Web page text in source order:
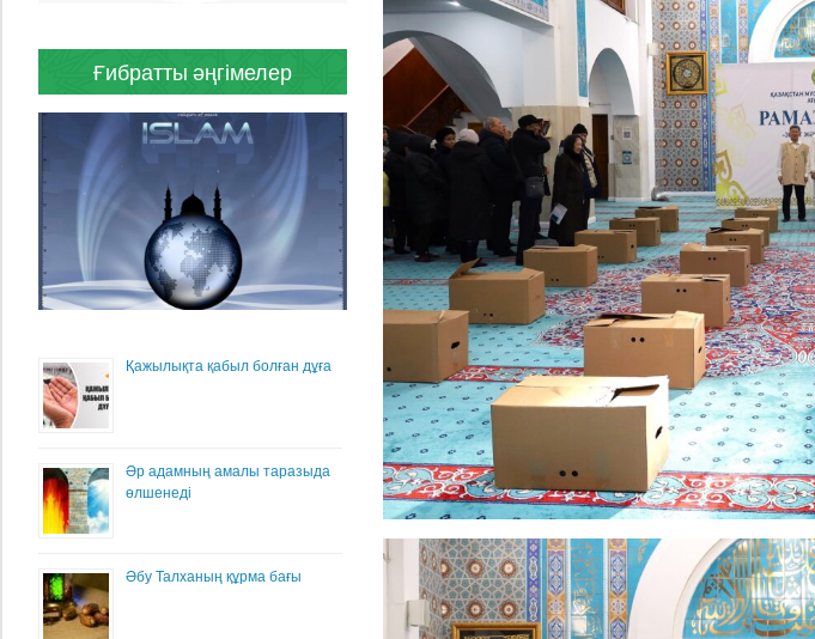
Ғибратты әңгімелер
Қажылықта қабыл болған дұға
Әр адамның амалы таразыда
өлшенеді
Әбу Талханың құрма бағы